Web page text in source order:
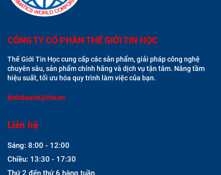
CÔNG TY CỔ PHẦN THẾ GIỚI TIN HỌC
Thế Giới Tin Học cung cấp các sản phẩm, giải pháp công nghệ
chuyên sâu, sản phẩm chính hãng và dịch vụ tận tâm. Nâng tầm
hiệu suất, tối ưu hóa quy trình làm việc của bạn.
kinhdoanh@itw.vn
Liên hệ
Sáng: 8:00 - 12:00
Chiều: 13:30 - 17:30
Thứ 2 đến thứ 6 hàng tuần